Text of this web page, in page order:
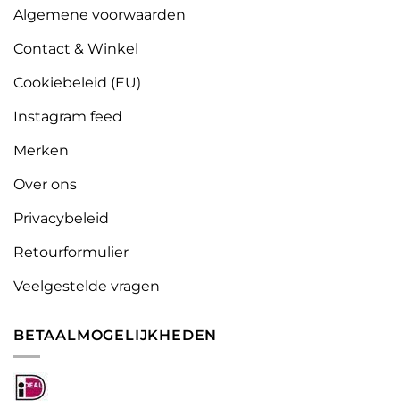
Algemene voorwaarden
Contact & Winkel
Cookiebeleid (EU)
Instagram feed
Merken
Over ons
Privacybeleid
Retourformulier
Veelgestelde vragen
BETAALMOGELIJKHEDEN